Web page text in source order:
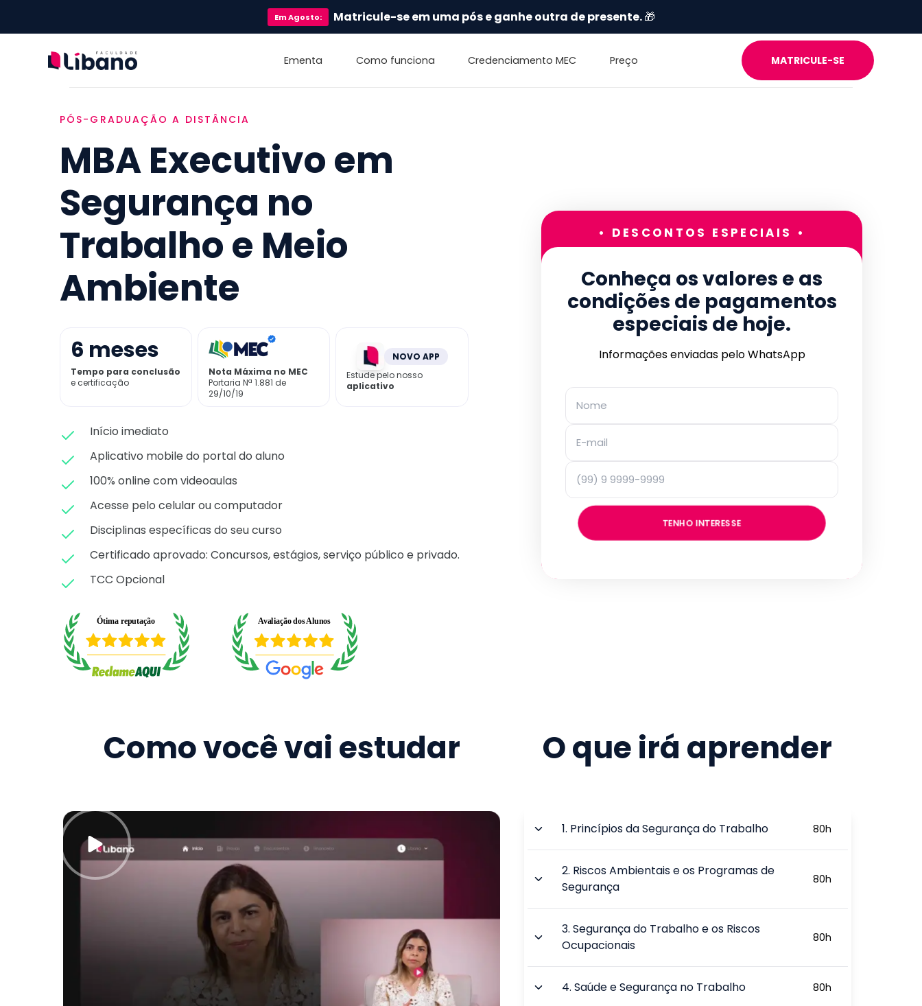
EmAgosto: Matricule-se em uma pós e ganhe outra de presente.🎁
Ementa Como funciona Credenciamento MEC Preço MATRICULE-SE
PÓS-GRADUAÇÃO A DISTÂNCIA
MBA Executivo em
Segurança no
Trabalho e Meio
Ambiente
6 meses
Tempo para conclusão
e certificação
Nota Máxima no MEC
Portaria Nª 1.881 de
29/10/19
NOVO APP
Estude pelo nosso
aplicativo
Início imediato
Aplicativo mobile do portal do aluno
100% online com videoaulas
Acesse pelo celular ou computador
Disciplinas específicas do seu curso
Certificado aprovado: Concursos, estágios, serviço público e privado.
TCC Opcional
• DESCONTOS ESPECIAIS •
Conheça os valores e as
condições de pagamentos
especiais de hoje.
Informações enviadas pelo WhatsApp
TENHO INTERESSE
Como você vai estudar O que irá aprender
1. Princípios da Segurança do Trabalho 80h
2. Riscos Ambientais e os Programas de
Segurança
80h
3.Segurança do Trabalho e os Riscos
Ocupacionais
80h
4.Saúde e Segurança no Trabalho 80h